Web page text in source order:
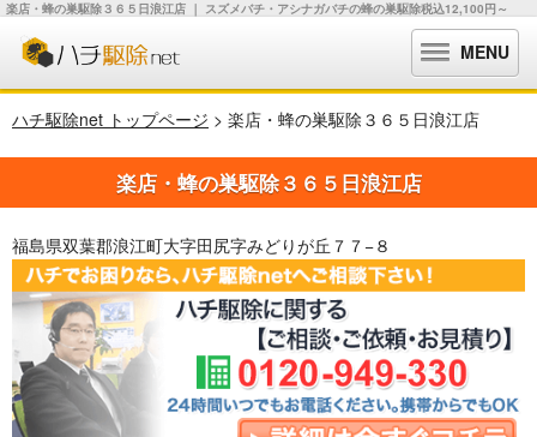
楽店・蜂の巣駆除３６５日浪江店 ｜ スズメバチ・アシナガバチの蜂の巣駆除税込12,100円～
MENU
ハチ駆除net トップページ > 楽店・蜂の巣駆除３６５日浪江店
楽店・蜂の巣駆除３６５日浪江店
福島県双葉郡浪江町大字田尻字みどりが丘７７−８